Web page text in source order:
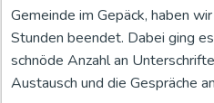
Gemeinde im Gepäck, haben
Stunden beendet. Dabei ging
schnöde Anzahl an
Austausch und die Gespräche